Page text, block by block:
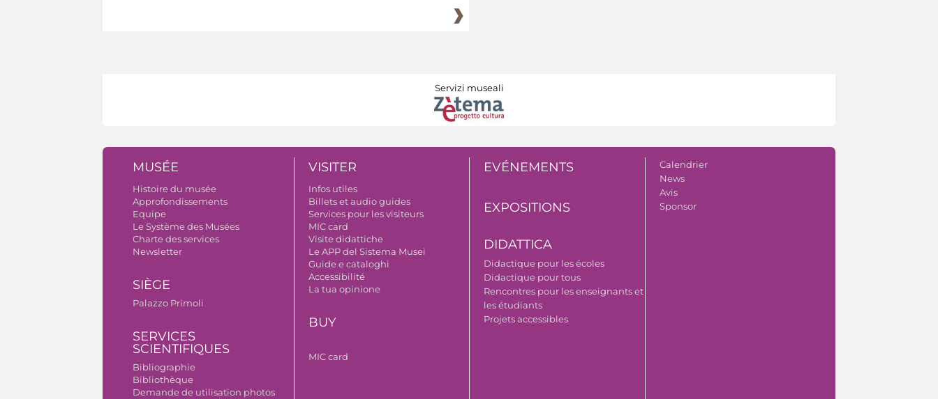
Servizi museali
MUSÉE
Histoire du musée
Approfondissements
Equipe
Le Système des Musées
Charte des services
Newsletter
SIÈGE
Palazzo Primoli
SERVICES
SCIENTIFIQUES
Bibliographie
Bibliothèque
Demande de utilisation photos
VISITER
Infos utiles
Billets et audio guides
Services pour les visiteurs
MIC card
Visite didattiche
Le APP del Sistema Musei
Guide e cataloghi
Accessibilité
La tua opinione
BUY
MIC card
EVÉNEMENTS
EXPOSITIONS
DIDATTICA
Didactique pour les écoles
Didactique pour tous
Rencontres pour les enseignants et
les étudiants
Projets accessibles
Calendrier
News
Avis
Sponsor